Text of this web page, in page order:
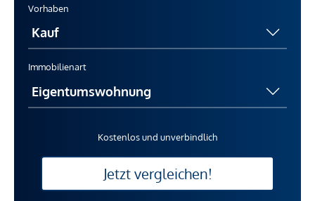
Vorhaben
Immobilienart
Kostenlos und unverbindlich
Jetzt vergleichen!